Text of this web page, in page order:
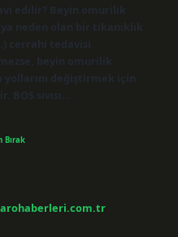
edilir? Beyin omurilik
neden olan bir tıkanıklık
cerrahi tedavisi
beyin omurilik
yollarını değiştirmek için
sıvısı…
Bırak